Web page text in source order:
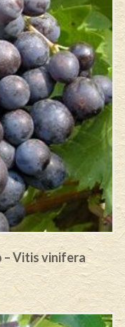
– Vitis vinifera